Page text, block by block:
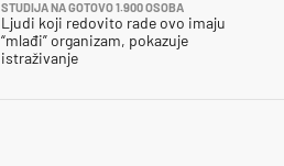
STUDIJA NA GOTOVO 1.900 OSOBA
Ljudi koji redovito rade ovo imaju
“mlađi” organizam, pokazuje
istraživanje